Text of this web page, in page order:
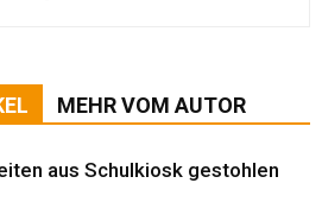
MEHR VOM AUTOR
aus Schulkiosk gestohlen